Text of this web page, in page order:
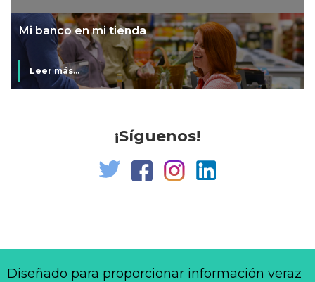
Mi banco en mi tienda
Leer más...
¡Síguenos!
Diseñado para proporcionar información veraz